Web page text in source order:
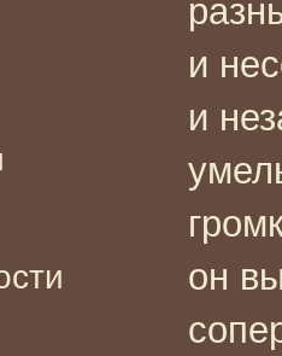
и
и
он